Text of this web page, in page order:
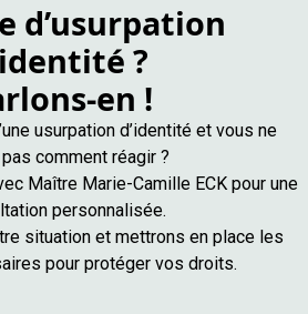
d’usurpation
?
en !
usurpation d’identité et vous ne
comment réagir ?
Maître Marie-Camille ECK pour une
personnalisée.
situation et mettrons en place les
pour protéger vos droits.